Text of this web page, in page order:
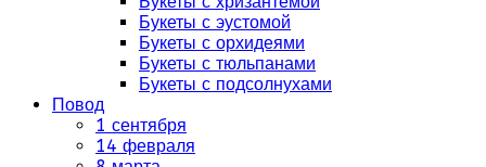
Букеты с эустомой
Букеты с орхидеями
Букеты с тюльпанами
Букеты с подсолнухами
Повод
1 сентября
14 февраля